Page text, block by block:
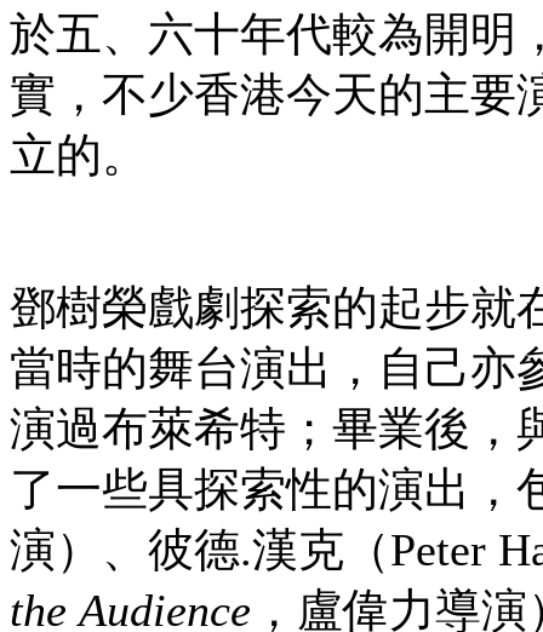
於五、六十年代較為開明
實，不少香港今天的主要
立的。
鄧樹榮戲劇探索的起步就
當時的舞台演出，自己亦
演過布萊希特；畢業後，
了一些具探索性的演出，
演）、彼德.漢克（Peter
the Audience ，盧偉力導